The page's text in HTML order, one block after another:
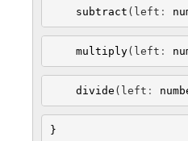
subtract (left :
multiply(left :
divide (left :
}